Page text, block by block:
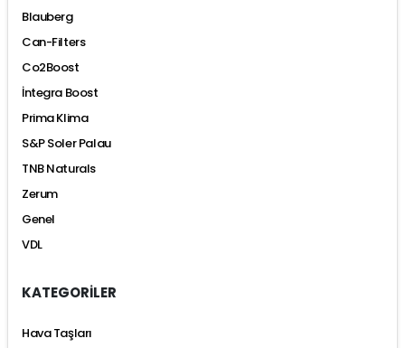
Blauberg
Can-Filters
Co2Boost
İntegra Boost
Prima Klima
S&P Soler Palau
TNB Naturals
Zerum
Genel
VDL
KATEGORİLER
Hava Taşları